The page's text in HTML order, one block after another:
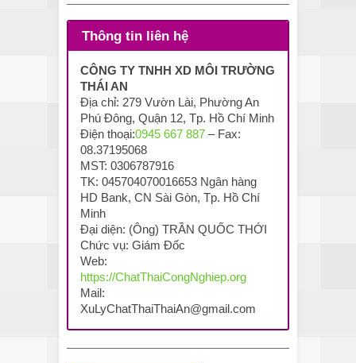
Thông tin liên hệ
CÔNG TY TNHH XD MÔI TRƯỜNG
THÁI AN
Địa chỉ: 279 Vườn Lài, Phường An
Phú Đông, Quận 12, Tp. Hồ Chí Minh
Điện thoại:0945 667 887 – Fax:
08.37195068
MST: 0306787916
TK: 045704070016653 Ngân hàng
HD Bank, CN Sài Gòn, Tp. Hồ Chí
Minh
Đại diện: (Ông) TRẦN QUỐC THỚI
Chức vụ: Giám Đốc
Web:
https://ChatThaiCongNghiep.org
Mail:
XuLyChatThaiThaiAn@gmail.com